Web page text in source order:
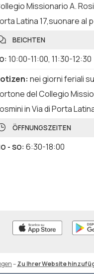
Missionario A.
Latina 17,suonare al
BEICHTEN
: 10:00-11:00, 11:30-12:30
: nei giorni feriali
del Collegio
in Via di Porta
ÖFFNUNGSZEITEN
- SO: 6:30-18:00
–Zu Ihrer Website